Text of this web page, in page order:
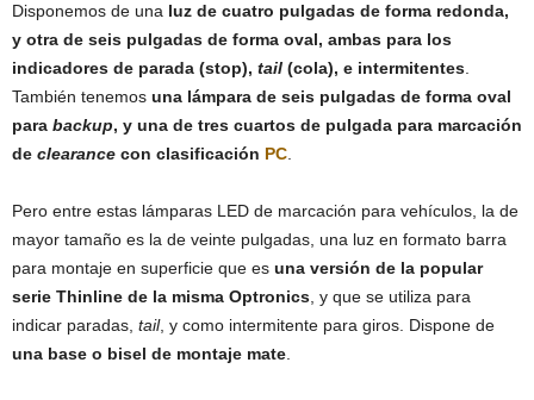
Disponemos de una luz de cuatro pulgadas de forma redonda,
y otra de seis pulgadas de forma oval, ambas para los
indicadores de parada (stop), tail (cola), e intermitentes
También tenemos una lámpara de seis pulgadas de forma oval
para backup, y una de tres cuartos de pulgada para marcación
de clearance con clasificación PC
Pero entre estas lámparas LED de marcación para vehículos, la de
mayor tamaño es la de veinte pulgadas, una luz en formato barra
para montaje en superficie que es una versión de la popular
serie Thinline de la misma Optronics , y que se utiliza para
indicar paradas, tail, y como intermitente para giros. Dispone de
una base o bisel de montaje mate